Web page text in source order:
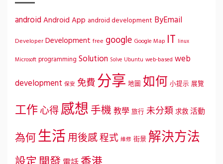
android Android App android development ByEmail
Developer Development free google Google Map IT linux
Microsoft programming Solution Solve Ubuntu web-based web
development 保安 免費分享 地圖 如何 小提示 展覽
工作心得感想手機教學 旅行 未分類求救活動
為何生活用後感程式 維修 街景 解決方法